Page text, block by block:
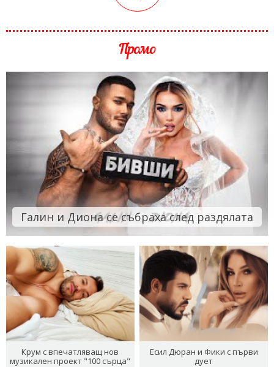
Промо
Галин и Диона се събраха след раздялата
Крум с впечатляващ нов
музикален проект "100 сърца"
Есил Дюран и Фики с първи
дует